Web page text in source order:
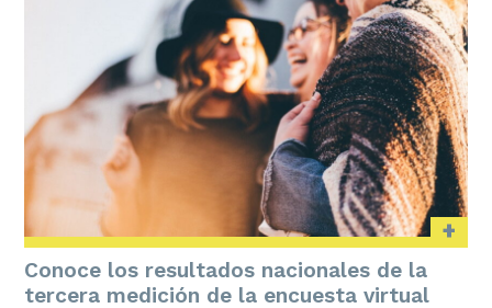
+
Conoce los resultados nacionales de la
tercera medición de la encuesta virtual